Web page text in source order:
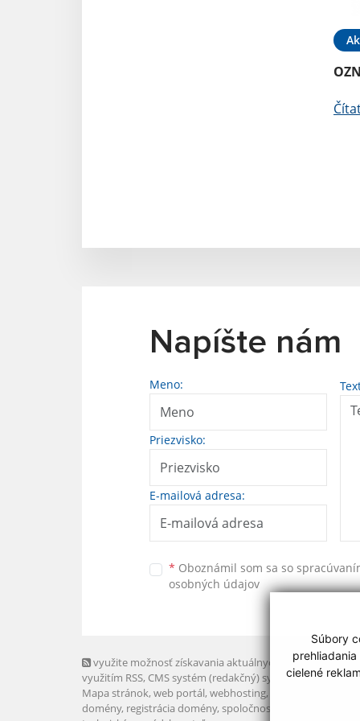
Súbory
cielené
Napíšte nám
Meno:
Priezvisko:
E-mailová adresa:
* Oboznámil som sa so
osobných údajov
využite možnosť získavania aktuálnych informácií s
využitím RSS, CMS systém (redakčný) systém ECHELON 2,
Mapa stránok, web portál, webhosting,
domény, registrácia domény, spoločnosť webex.digital, s.r.o.